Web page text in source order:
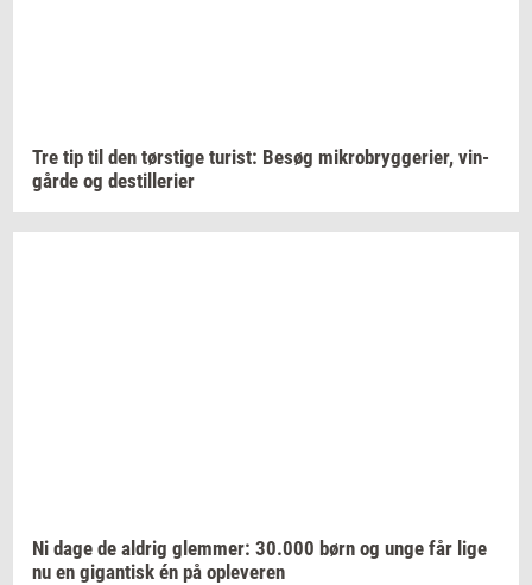
Tre tip til den tørsti­ge turist: Besøg mi­kro­bryg­ge­ri­er, vin­
går­de og destil­le­ri­er
Ni dage de al­drig glem­mer: 30.000 børn og unge får lige
nu en gi­gan­tisk én på op­le­ve­ren